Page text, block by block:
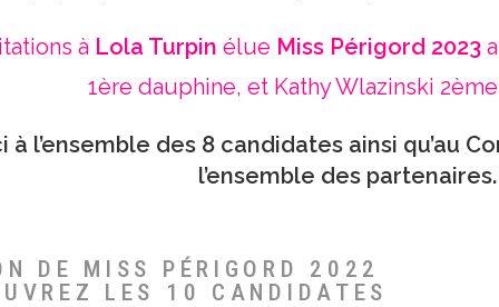
à Lola Turpin élue Miss Périgord 2023
1ère dauphine, et Kathy Wlazinski
à l’ensemble des 8 candidates ainsi qu’au
l’ensemble des partenaires.
DE MISS PÉRIGORD 2022
LES 10 CANDIDATES